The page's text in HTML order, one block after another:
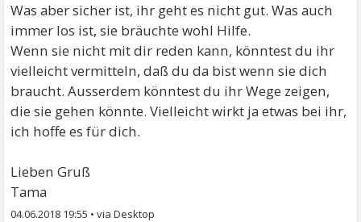
Was aber sicher ist, ihr geht es nicht gut. Was auch
immer los ist, sie bräuchte wohl Hilfe.
Wenn sie nicht mit dir reden kann, könntest du ihr
vielleicht vermitteln, daß du da bist wenn sie dich
braucht. Ausserdem könntest du ihr Wege zeigen,
die sie gehen könnte. Vielleicht wirkt ja etwas bei ihr,
ich hoffe es für dich.
Lieben Gruß
Tama
04.06.2018 19:55 •